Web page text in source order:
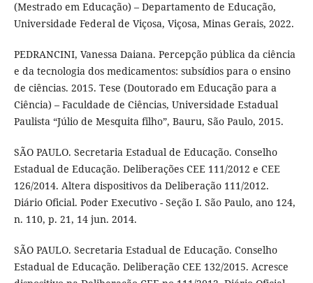
(Mestrado em Educação) – Departamento de Educação,
Universidade Federal de Viçosa, Viçosa, Minas Gerais, 2022.
PEDRANCINI, Vanessa Daiana. Percepção pública da ciência
e da tecnologia dos medicamentos: subsídios para o ensino
de ciências. 2015. Tese (Doutorado em Educação para a
Ciência) – Faculdade de Ciências, Universidade Estadual
Paulista “Júlio de Mesquita filho”, Bauru, São Paulo, 2015.
SÃO PAULO. Secretaria Estadual de Educação. Conselho
Estadual de Educação. Deliberações CEE 111/2012 e CEE
126/2014. Altera dispositivos da Deliberação 111/2012.
Diário Oficial. Poder Executivo - Seção I. São Paulo, ano 124,
n. 110, p. 21, 14 jun. 2014.
SÃO PAULO. Secretaria Estadual de Educação. Conselho
Estadual de Educação. Deliberação CEE 132/2015. Acresce